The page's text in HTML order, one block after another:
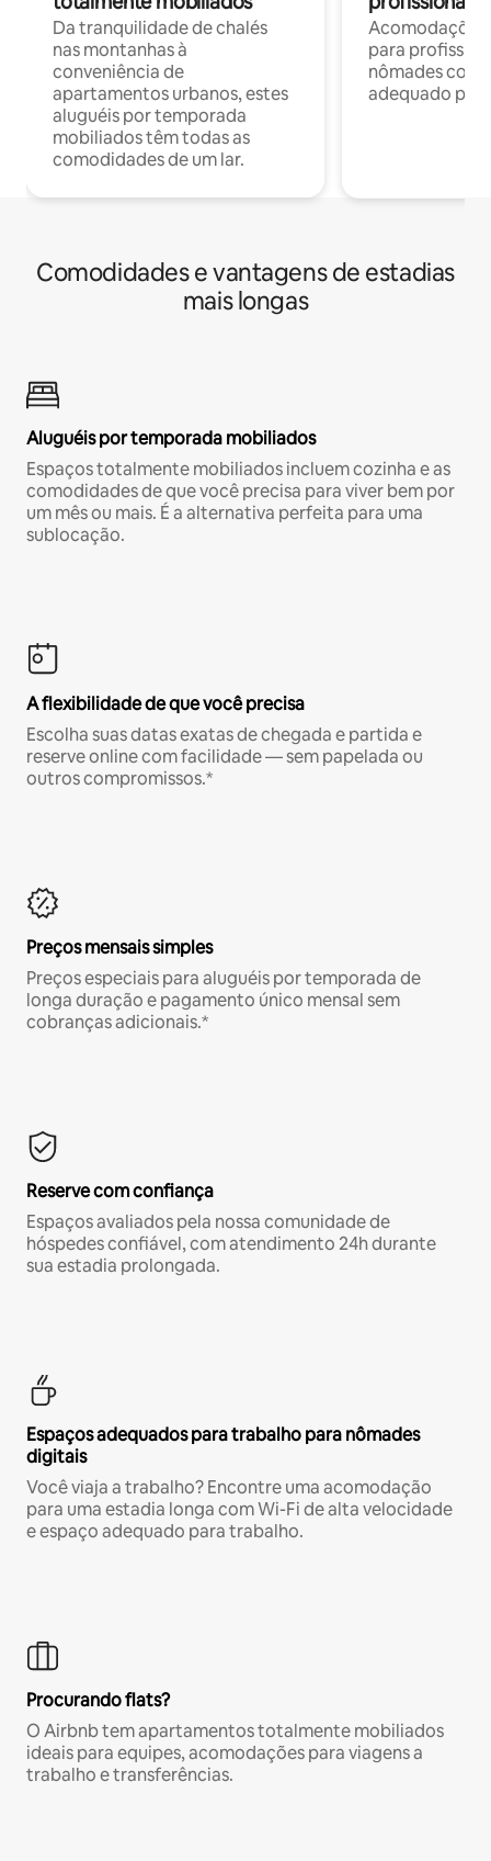
Da tranquilidade de chalés
nas montanhas à
conveniência de
apartamentos urbanos, estes
aluguéis por temporada
mobiliados têm todas as
comodidades de um lar.
para
nômades com
adequado
Comodidades e vantagens de estadias
mais longas
Aluguéis por temporada mobiliados
Espaços totalmente mobiliados incluem cozinha e as
comodidades de que você precisa para viver bem por
um mês ou mais. É a alternativa perfeita para uma
sublocação.
A flexibilidade de que você precisa
Escolha suas datas exatas de chegada e partida e
reserve online com facilidade — sem papelada ou
outros compromissos.*
Preços mensais simples
Preços especiais para aluguéis por temporada de
longa duração e pagamento único mensal sem
cobranças adicionais.*
Reserve com confiança
Espaços avaliados pela nossa comunidade de
hóspedes confiável, com atendimento 24h durante
sua estadia prolongada.
Espaços adequados para trabalho para nômades
digitais
Você viaja a trabalho? Encontre uma acomodação
para uma estadia longa com Wi-Fi de alta velocidade
e espaço adequado para trabalho.
Procurando flats?
O Airbnb tem apartamentos totalmente mobiliados
ideais para equipes, acomodações para viagens a
trabalho e transferências.